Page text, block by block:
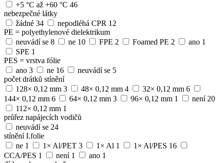
+5 °C až +60 °C 46
nebezpečné látky
žádné 34 nepodléhá CPR 12
PE = polyethylenové dielektrikum
neuvádí se 8 ne 10 FPE 2 Foamed PE 2 ano 1
SPE 1
PES = vrstva fólie
ano 3 ne 16 neuvádí se 5
počet drátků stínění
128× 0,12 mm 3 48× 0,12 mm 4 32× 0,12 mm 6
144× 0,12 mm 6 64× 0,12 mm 3 96× 0,12 mm 1 není 20
112× 0,12 mm 1
průřez napájecích vodičů
neuvádí se 24
stínění I.folie
ne 1 1× Al/PET 3 1× Al 1 1× Al/PES 16
CCA/PES 1 není 1 ano 1